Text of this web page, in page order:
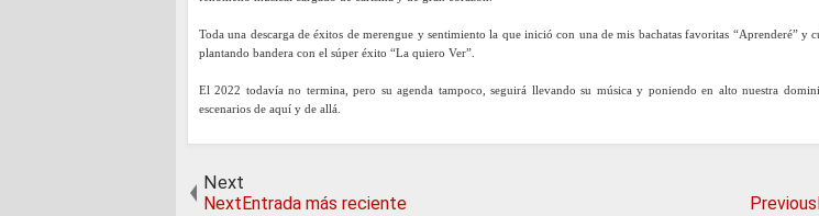
Toda una descarga de éxitos de merengue y sentimiento la que inició con una de mis bachatas favoritas “Aprenderé” y
plantando bandera con el súper éxito “La quiero Ver”.
El 2022 todavía no termina, pero su agenda tampoco, seguirá llevando su música y poniendo en alto nuestra
escenarios de aquí y de allá.
Next
NextEntrada más reciente